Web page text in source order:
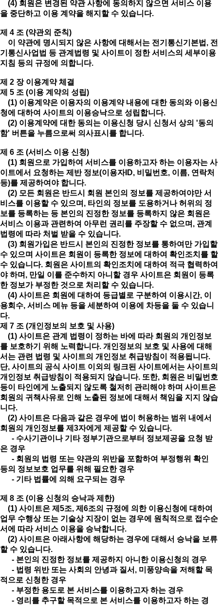
(4) 회원은 변경된 약관 사항에 동의하지 않으면 서비스 이용
을 중단하고 이용 계약을 해지할 수 있습니다.
제 4 조 (약관외 준칙)
이 약관에 명시되지 않은 사항에 대해서는 전기통신기본법, 전
기통신사업법 등 관계법령 및 사이트이 정한 서비스의 세부이용
지침 등의 규정에 의합니다.
제 2 장 이용계약 체결
제 5 조 (이용 계약의 성립)
(1) 이용계약은 이용자의 이용계약 내용에 대한 동의와 이용신
청에 대하여 사이트의 이용승낙으로 성립합니다.
(2) 이용계약에 대한 동의는 이용신청 당시 신청서 상의 '동의
함' 버튼을 누름으로써 의사표시를 합니다.
제 6 조 (서비스 이용 신청)
(1) 회원으로 가입하여 서비스를 이용하고자 하는 이용자는 사
이트에서 요청하는 제반 정보(이용자ID, 비밀번호, 이름, 연락처
등)를 제공하여야 합니다.
(2) 모든 회원은 반드시 회원 본인의 정보를 제공하여야만 서
비스를 이용할 수 있으며, 타인의 정보를 도용하거나 허위의 정
보를 등록하는 등 본인의 진정한 정보를 등록하지 않은 회원은
서비스 이용과 관련하여 아무런 권리를 주장할 수 없으며, 관계
법령에 따라 처벌 받을 수 있습니다.
(3) 회원가입은 반드시 본인의 진정한 정보를 통하여만 가입할
수 있으며 사이트은 회원이 등록한 정보에 대하여 확인조치를 할
수 있습니다. 회원은 사이트의 확인조치에 대하여 적극 협력하여
야 하며, 만일 이를 준수하지 아니할 경우 사이트은 회원이 등록
한 정보가 부정한 것으로 처리할 수 있습니다.
(4) 사이트은 회원에 대하여 등급별로 구분하여 이용시간, 이
용회수, 서비스 메뉴 등을 세분하여 이용에 차등을 둘 수 있습니
다.
제 7 조 (개인정보의 보호 및 사용)
(1) 사이트은 관계 법령이 정하는 바에 따라 회원의 개인정보
를 보호하기 위해 노력합니다. 개인정보의 보호 및 사용에 대해
서는 관련 법령 및 사이트의 개인정보 취급방침이 적용됩니다.
단, 사이트의 공식 사이트 이외의 링크된 사이트에서는 사이트의
개인정보 취급방침이 적용되지 않습니다. 또한, 회원은 비밀번호
등이 타인에게 노출되지 않도록 철저히 관리해야 하며 사이트은
회원의 귀책사유로 인해 노출된 정보에 대해서 책임을 지지 않습
니다.
(2) 사이트은 다음과 같은 경우에 법이 허용하는 범위 내에서
회원의 개인정보를 제3자에게 제공할 수 있습니다.
- 수사기관이나 기타 정부기관으로부터 정보제공을 요청 받
은 경우
- 회원의 법령 또는 약관의 위반을 포함하여 부정행위 확인
등의 정보보호 업무를 위해 필요한 경우
- 기타 법률에 의해 요구되는 경우
제 8 조 (이용 신청의 승낙과 제한)
(1) 사이트은 제5조, 제6조의 규정에 의한 이용신청에 대하여
업무 수행상 또는 기술상 지장이 없는 경우에 원칙적으로 접수순
서에 따라 서비스 이용을 승낙합니다.
(2) 사이트은 아래사항에 해당하는 경우에 대해서 승낙을 보류
할 수 있습니다.
- 본인의 진정한 정보를 제공하지 아니한 이용신청의 경우
- 법령 위반 또는 사회의 안녕과 질서, 미풍양속을 저해할 목
적으로 신청한 경우
- 부정한 용도로 본 서비스를 이용하고자 하는 경우
- 영리를 추구할 목적으로 본 서비스를 이용하고자 하는 경